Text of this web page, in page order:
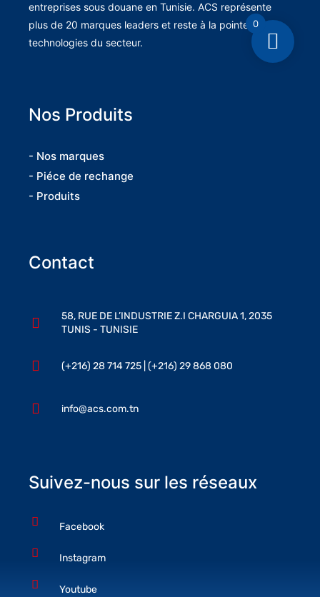
entreprises sous douane en Tunisie. ACS représente
plus de 20 marques leaders et reste à la pointe des
technologies du secteur.
Nos Produits
- Nos marques
- Piéce de rechange
- Produits
Contact
58, RUE DE L’INDUSTRIE Z.I CHARGUIA 1, 2035
TUNIS - TUNISIE
(+216) 28 714 725 | (+216) 29 868 080
info@acs.com.tn
Suivez-nous sur les réseaux
Facebook
Instagram
Youtube
0